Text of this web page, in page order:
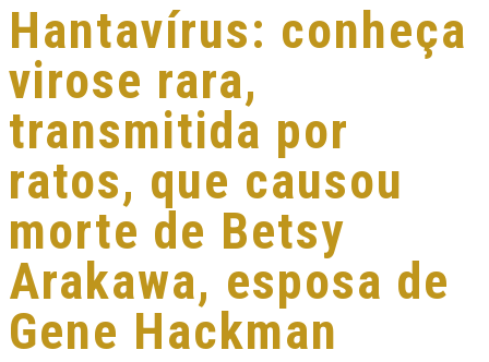
Hantavírus: conheça
virose rara,
transmitida por
ratos, que causou
morte de Betsy
Arakawa, esposa de
Gene Hackman